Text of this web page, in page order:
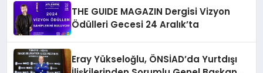
THE GUIDE MAGAZIN Dergisi Vizyon
Ödülleri Gecesi 24 Aralık’ta
Eray Yükseloğlu, ÖNSİAD’da Yurtdışı